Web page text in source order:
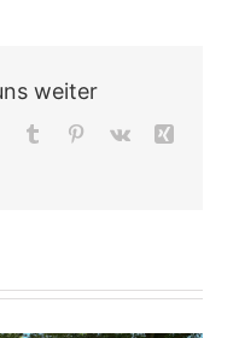
weiter
Tumblr Pinterest
Vk